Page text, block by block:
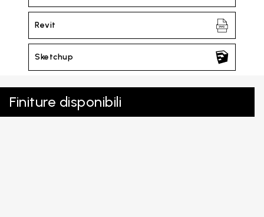
Revit
Sketchup
Finiture disponibili